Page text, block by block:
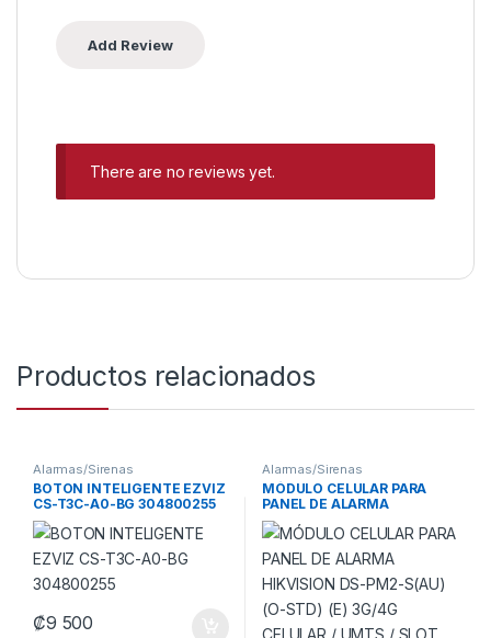
There are no reviews yet.
Productos relacionados
Alarmas/Sirenas
BOTON INTELIGENTE EZVIZ
CS-T3C-A0-BG 304800255
₡9 500
Alarmas/Sirenas
MÓDULO CELULAR PARA
PANEL DE ALARMA
HIKVISION DS-PM2-S(AU)
(O-STD) (E) 3G/4G CELULAR
/ UMTS / SLOT SIM
302402012 NEGRO